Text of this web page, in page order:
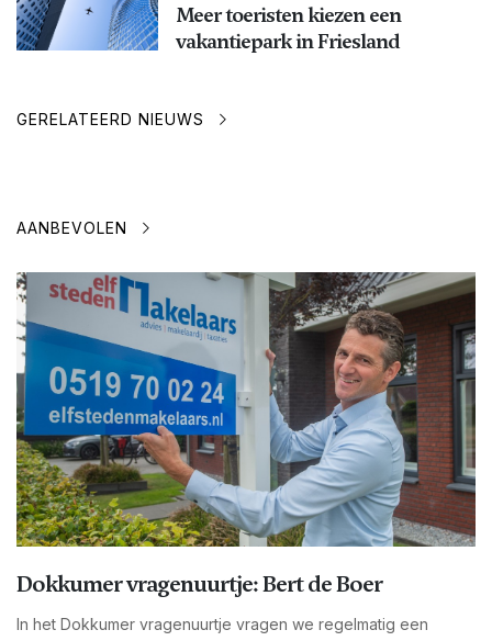
Meer toeristen kiezen een
vakantiepark in Friesland
GERELATEERD NIEUWS
AANBEVOLEN
Dokkumer vragenuurtje: Bert de Boer
In het Dokkumer vragenuurtje vragen we regelmatig een